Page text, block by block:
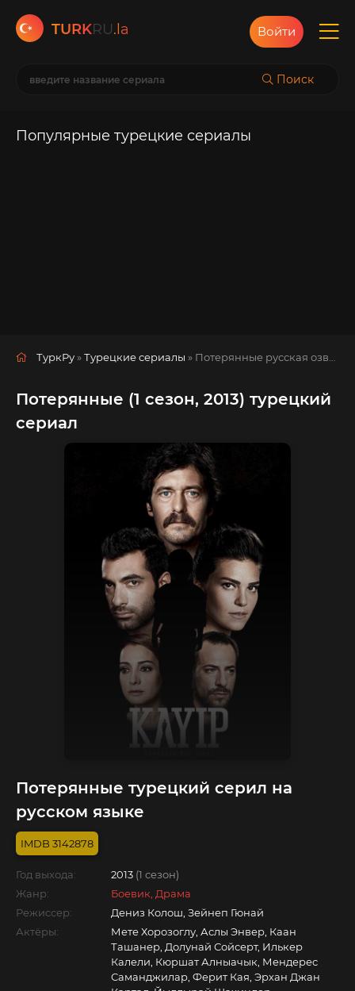
TURKRU.la
Поиск
Войти
Популярные турецкие сериалы
ТуркРу »Турецкие сериалы » Потерянные русская озвучка смотреть полностью онлайн!
Потерянные (1 сезон, 2013) турецкий
сериал
Потерянные турецкий серил на
русском языке
3142878
Год выхода: 2013 (1 сезон)
Жанр:
Боевик, Драма
Режиссер:
Дениз Колош, Зейнеп Гюнай
Актёры:
Мете Хорозоглу, Аслы Энвер, Каан
Ташанер, Долунай Сойсерт, Илькер
Калели, Кюршат Алныачык, Мендерес
Саманджилар, Ферит Кая, Эрхан Джан